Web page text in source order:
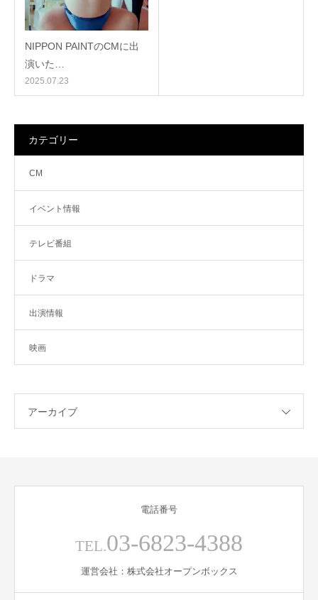
NIPPON PAINTのCMに出
演いた…
2025.07.23
カテゴリー
CM
イベント情報
テレビ番組
ドラマ
出演情報
映画
アーカイブ
電話番号
TEL.03-6823-4388
運営会社：株式会社オープンボックス